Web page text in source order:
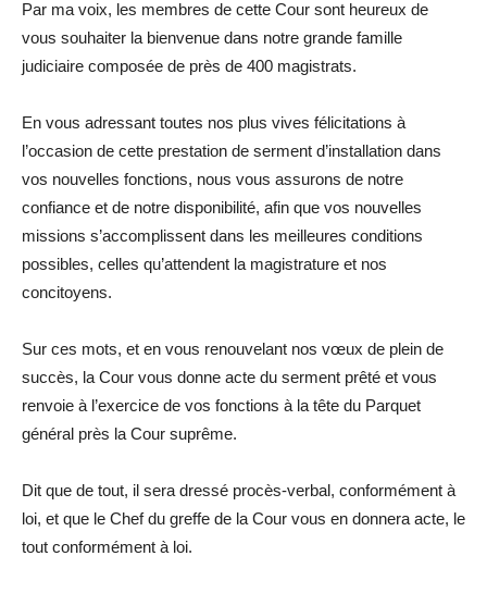
Par ma voix, les membres de cette Cour sont heureux de
vous souhaiter la bienvenue dans notre grande famille
judiciaire composée de près de 400 magistrats.
En vous adressant toutes nos plus vives félicitations à
l’occasion de cette prestation de serment d’installation dans
vos nouvelles fonctions, nous vous assurons de notre
confiance et de notre disponibilité, afin que vos nouvelles
missions s’accomplissent dans les meilleures conditions
possibles, celles qu’attendent la magistrature et nos
concitoyens.
Sur ces mots, et en vous renouvelant nos vœux de plein de
succès, la Cour vous donne acte du serment prêté et vous
renvoie à l’exercice de vos fonctions à la tête du Parquet
général près la Cour suprême.
Dit que de tout, il sera dressé procès-verbal, conformément à
loi, et que le Chef du greffe de la Cour vous en donnera acte, le
tout conformément à loi.